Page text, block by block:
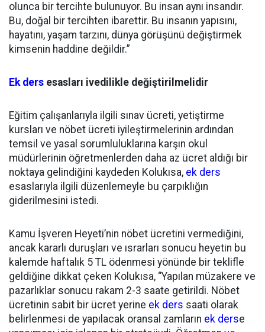
olunca bir tercihte bulunuyor. Bu insan aynı insandır.
Bu, doğal bir tercihten ibarettir. Bu insanın yapısını,
hayatını, yaşam tarzını, dünya görüşünü değiştirmek
kimsenin haddine değildir.”
Ek ders esasları ivedilikle değiştirilmelidir
Eğitim çalışanlarıyla ilgili sınav ücreti, yetiştirme
kursları ve nöbet ücreti iyileştirmelerinin ardından
temsil ve yasal sorumluluklarına karşın okul
müdürlerinin öğretmenlerden daha az ücret aldığı bir
noktaya gelindiğini kaydeden Kolukısa, ek ders
esaslarıyla ilgili düzenlemeyle bu çarpıklığın
giderilmesini istedi.
Kamu İşveren Heyeti’nin nöbet ücretini vermediğini,
ancak kararlı duruşları ve ısrarları sonucu heyetin bu
kalemde haftalık 5 TL ödenmesi yönünde bir teklifle
geldiğine dikkat çeken Kolukısa, “Yapılan müzakere ve
pazarlıklar sonucu rakam 2-3 saate getirildi. Nöbet
ücretinin sabit bir ücret yerine ek ders saati olarak
belirlenmesi de yapılacak oransal zamların ek derse